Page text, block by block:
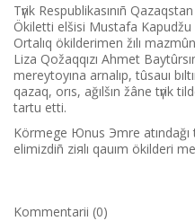
Tүrіk Respublikasınıñ
Ökіlettі elšіsі Mustafa
Ortalıq ökіlderіmen žılı
Liza Qožaqqızı Ahmet
mereytoyına arnalıp, tûsauı
qazaq, orıs, ağılšın žâne tүrіk
tartu ettі.
Körmege Юnus Эmre atındağı
elіmіzdіñ ziяlı qauım ökіlderі
Kommentarii (0)